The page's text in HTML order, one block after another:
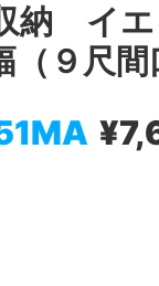
納 イ
（９尺